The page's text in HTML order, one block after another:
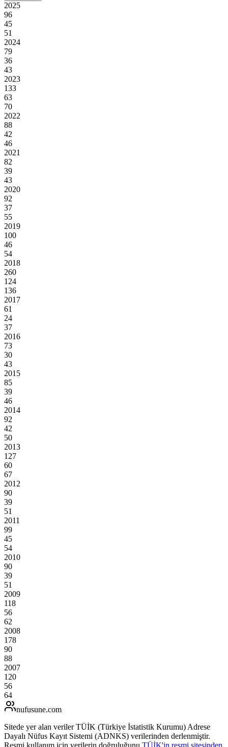
2025
96
45
51
2024
79
36
43
2023
133
63
70
2022
88
42
46
2021
82
39
43
2020
92
37
55
2019
100
46
54
2018
260
124
136
2017
61
24
37
2016
73
30
43
2015
85
39
46
2014
92
42
50
2013
127
60
67
2012
90
39
51
2011
99
45
54
2010
90
39
51
2009
118
56
62
2008
178
90
88
2007
120
56
64
nufusune.com
Sitede yer alan veriler TÜİK (Türkiye İstatistik Kurumu) Adrese
Dayalı Nüfus Kayıt Sistemi (ADNKS) verilerinden derlenmiştir.
Resmi kullanım için verilerin doğruluğunu TÜİK'in resmi sitesinden